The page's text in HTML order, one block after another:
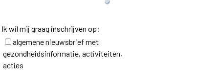
Ik wil mij graag inschrijven op:
algemene nieuwsbrief met
gezondheidsinformatie, activiteiten,
acties